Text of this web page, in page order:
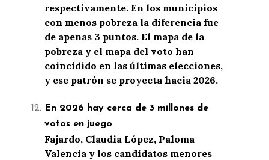
respectivamente. En los municipios
con menos pobreza la diferencia fue
de apenas 3 puntos. El mapa de la
pobreza y el mapa del voto han
coincidido en las últimas elecciones,
y ese patrón se proyecta hacia 2026.
En 2026 hay cerca de 3 millones de
votos en juego
Fajardo, Claudia López, Paloma
Valencia y los candidatos menores